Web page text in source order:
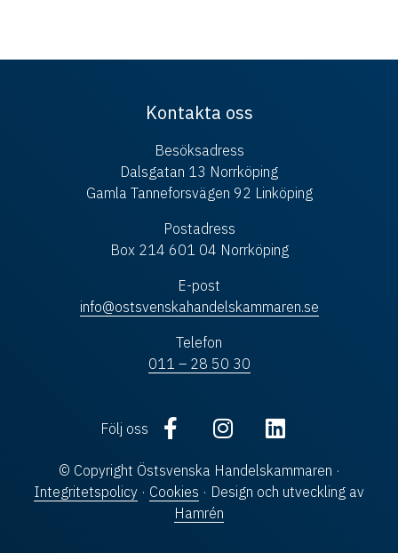
Kontakta oss
Besöksadress
Dalsgatan 13 Norrköping
Gamla Tanneforsvägen 92 Linköping
Postadress
Box 214 601 04 Norrköping
E-post
info@ostsvenskahandelskammaren.se
Telefon
011 – 28 50 30
Följ oss
© Copyright Östsvenska Handelskammaren ·
Integritetspolicy · Cookies · Design och utveckling av
Hamrén